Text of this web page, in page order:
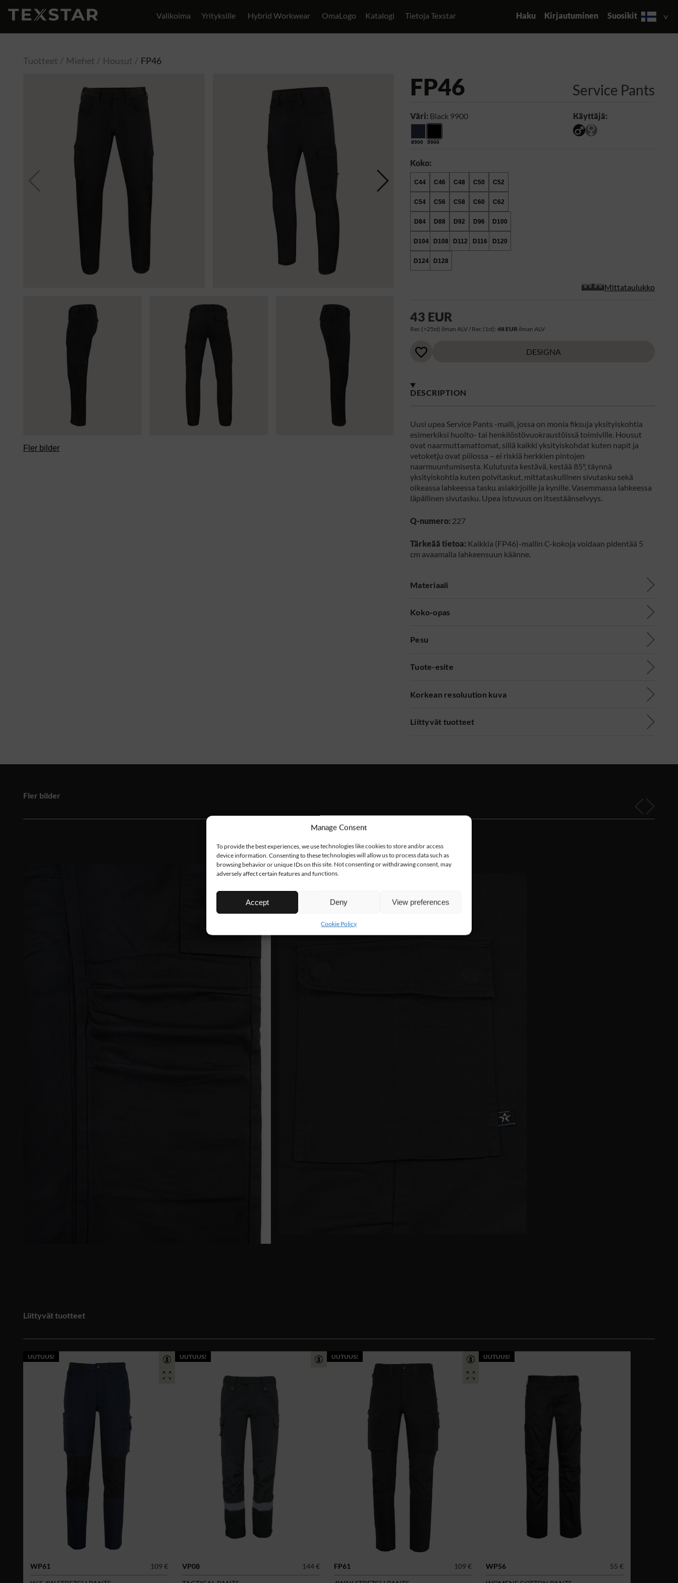
Manage Consent
To provide the best experiences, we use technologies like cookies to store and/or access
device information. Consenting to these technologies will allow us to process data such as
browsing behavior or unique IDs on this site. Not consenting or withdrawing consent, may
adversely affect certain features and functions.
Accept Deny View preferences
Cookie Policy
Valikoima Yrityksille Hybrid Workwear OmaLogo Katalogi Tietoja Texstar Haku Kirjautuminen Suosikit
Tuotteet Miehet Housut FP46
Fler bilder
FP46 Service Pants
Väri: Black 9900
8900 9900
Käyttäjä:
Koko:
C44 C46 C48 C50 C52
C54 C56 C58 C60 C62
D84 D88 D92 D96 D100
D104 D108 D112 D116 D120
D124 D128
Mittataulukko
43 EUR
Rec (>25st) ilman ALV / Rec (1st):48 EUR ilman ALV
DESIGNA
DESCRIPTION
Uusi upea Service Pants -malli, jossa on monia fiksuja yksityiskohtia
esimerkiksi huolto- tai henkilöstövuokraustöissä toimiville. Housut
ovat naarmuttamattomat, sillä kaikki yksityiskohdat kuten napit ja
vetoketju ovat piilossa – ei riskiä herkkien pintojen
naarmuuntumisesta. Kulutusta kestävä, kestää 85°, täynnä
yksityiskohtia kuten polvitaskut, mittataskullinen sivutasku sekä
oikeassa lahkeessa tasku asiakirjoille ja kynille. Vasemmassa lahkeessa
läpällinen sivutasku. Upea istuvuus on itsestäänselvyys.
Q-numero: 227
Tärkeää tietoa: Kaikkia (FP46)-mallin C-kokoja voidaan pidentää 5
cm avaamalla lahkeensuun käänne.
Materiaali
Koko-opas
Pesu
Tuote-esite
Korkean resoluution kuva
Liittyvät tuotteet
Fler bilder
Liittyvät tuotteet
UUTUUS!
WP61
109 €
UUTUUS!
VP08
144 €
UUTUUS!
FP61
109 €
UUTUUS!
WP56
55 €